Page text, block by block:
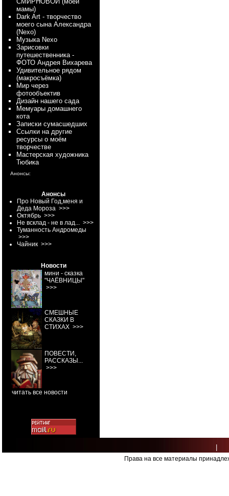
мамы)
Dark Art - творчество
моего сына Александра
(Nexo)
Myзыка Nexo
Зарисовки
путешественника -
ФОТО Андрея Вихарева
Удивительное рядом
(макросъёмка)
Мир через
фотообъектив
Дизайн нашего сада
Мемуары домашнего
кота
Записки сумасшедших
Ссылки на другие
ресурсы о моём
творчестве
Мастерская художника
Тюбика
Анонсы:
Анонсы
Про Новый Год,меня и
Деда Мороза >>>
Октябрь >>>
Не всклад - не в лад... >>>
Туманность Андромеды
>>>
Чайник >>>
Новости
мини - сказка
"ЧАЁВНИЦЫ"
>>>
СМЕШНЫЕ
СКАЗКИ В
СТИХАХ >>>
ПОВЕСТИ,
РАССКАЗЫ...
>>>
читать все новости
Права на все материалы